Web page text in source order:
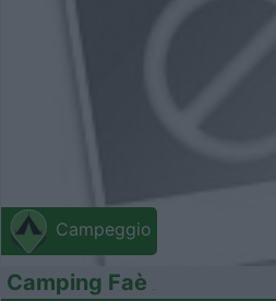
Campeggio
Camping Faè